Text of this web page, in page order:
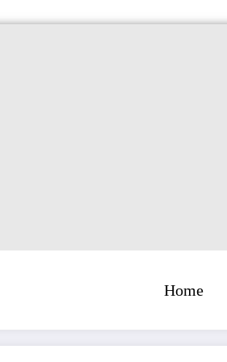
Home